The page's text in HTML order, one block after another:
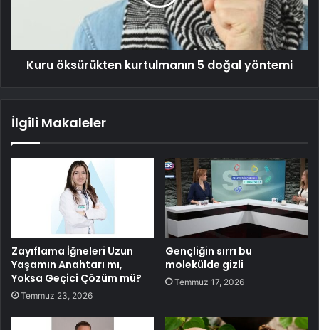
Kuru öksürükten kurtulmanın 5 doğal yöntemi
İlgili Makaleler
Zayıflama İğneleri Uzun
Yaşamın Anahtarı mı,
Yoksa Geçici Çözüm mü?
Temmuz 23, 2026
Gençliğin sırrı bu
molekülde gizli
Temmuz 17, 2026